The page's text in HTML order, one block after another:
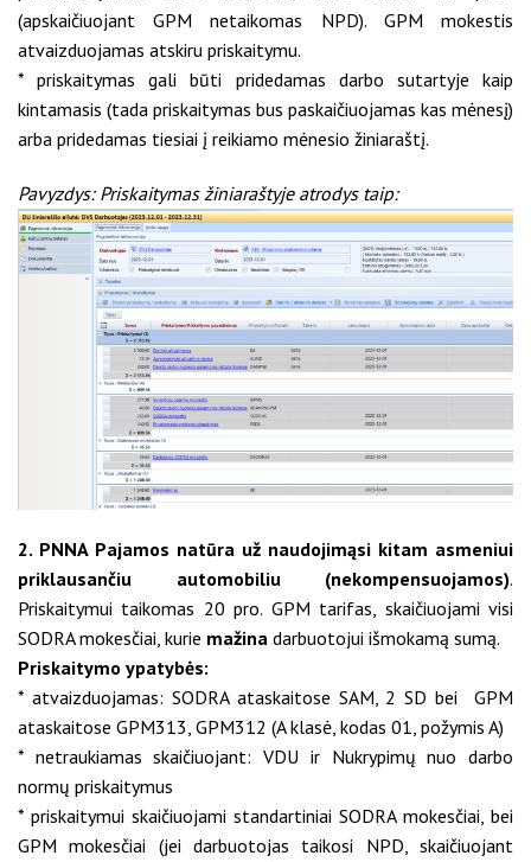
(apskaičiuojant GPM netaikomas NPD). GPM mokestis
atvaizduojamas atskiru priskaitymu.
* priskaitymas gali būti pridedamas darbo sutartyje kaip
kintamasis (tada priskaitymas bus paskaičiuojamas kas mėnesį)
arba pridedamas tiesiai į reikiamo mėnesio žiniaraštį.
Pavyzdys: Priskaitymas žiniaraštyje atrodys taip:
2. PNNA Pajamos natūra už naudojimąsi kitam asmeniui
priklausančiu automobiliu (nekompensuojamos).
Priskaitymui taikomas 20 pro. GPM tarifas, skaičiuojami visi
SODRA mokesčiai, kurie mažina darbuotojui išmokamą sumą.
Priskaitymo ypatybės:
* atvaizduojamas: SODRA ataskaitose SAM, 2 SD bei GPM
ataskaitose GPM313, GPM312 (A klasė, kodas 01, požymis A)
* netraukiamas skaičiuojant: VDU ir Nukrypimų nuo darbo
normų priskaitymus
* priskaitymui skaičiuojami standartiniai SODRA mokesčiai, bei
GPM mokesčiai (jei darbuotojas taikosi NPD, skaičiuojant